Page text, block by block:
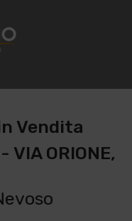
Vendita
VIA ORIONE,